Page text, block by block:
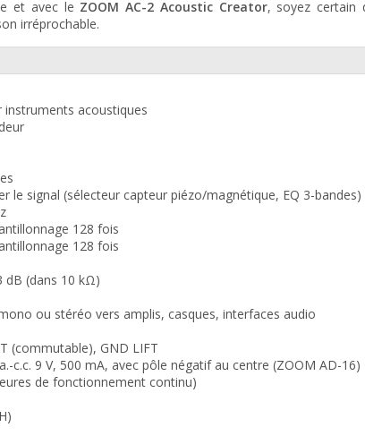
et avec le ZOOM AC-2 Acoustic Creator, soyez certain
irréprochable.
acoustiques
le signal (sélecteur capteur piézo/magnétique, EQ 3-bandes)
128 fois
128 fois
dB (dans 10 kΩ)
ou stéréo vers amplis, casques, interfaces audio
(commutable), GND LIFT
c.c. 9 V, 500 mA, avec pôle négatif au centre (ZOOM AD-16)
de fonctionnement continu)